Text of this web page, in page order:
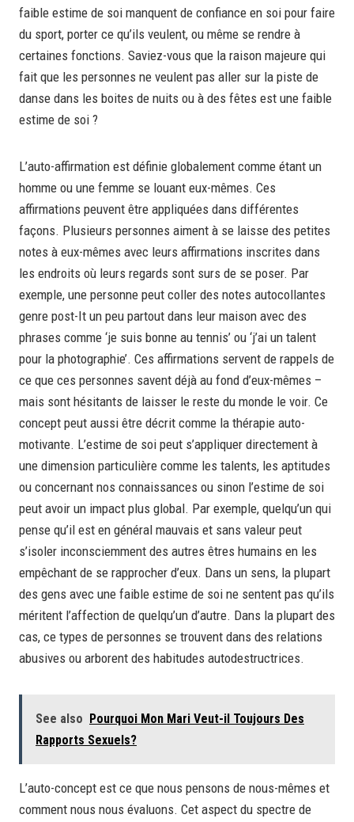
faible estime de soi manquent de confiance en soi pour faire
du sport, porter ce qu’ils veulent, ou même se rendre à
certaines fonctions. Saviez-vous que la raison majeure qui
fait que les personnes ne veulent pas aller sur la piste de
danse dans les boites de nuits ou à des fêtes est une faible
estime de soi ?
L’auto-affirmation est définie globalement comme étant un
homme ou une femme se louant eux-mêmes. Ces
affirmations peuvent être appliquées dans différentes
façons. Plusieurs personnes aiment à se laisse des petites
notes à eux-mêmes avec leurs affirmations inscrites dans
les endroits où leurs regards sont surs de se poser. Par
exemple, une personne peut coller des notes autocollantes
genre post-It un peu partout dans leur maison avec des
phrases comme ‘je suis bonne au tennis’ ou ‘j’ai un talent
pour la photographie’. Ces affirmations servent de rappels de
ce que ces personnes savent déjà au fond d’eux-mêmes –
mais sont hésitants de laisser le reste du monde le voir. Ce
concept peut aussi être décrit comme la thérapie auto-
motivante. L’estime de soi peut s’appliquer directement à
une dimension particulière comme les talents, les aptitudes
ou concernant nos connaissances ou sinon l’estime de soi
peut avoir un impact plus global. Par exemple, quelqu’un qui
pense qu’il est en général mauvais et sans valeur peut
s’isoler inconsciemment des autres êtres humains en les
empêchant de se rapprocher d’eux. Dans un sens, la plupart
des gens avec une faible estime de soi ne sentent pas qu’ils
méritent l’affection de quelqu’un d’autre. Dans la plupart des
cas, ce types de personnes se trouvent dans des relations
abusives ou arborent des habitudes autodestructrices.
See also Pourquoi Mon Mari Veut-il Toujours Des
Rapports Sexuels?
L’auto-concept est ce que nous pensons de nous-mêmes et
comment nous nous évaluons. Cet aspect du spectre de